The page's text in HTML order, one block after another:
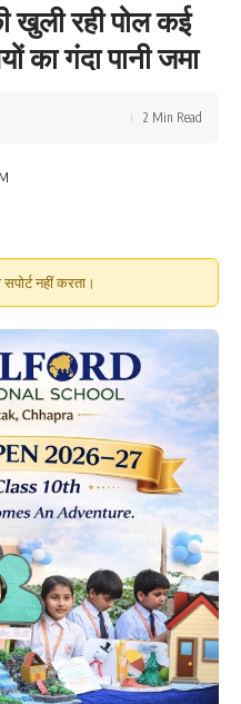
खुली रही पोल कई
का गंदा पानी जमा
2 Min Read
नहीं करता।